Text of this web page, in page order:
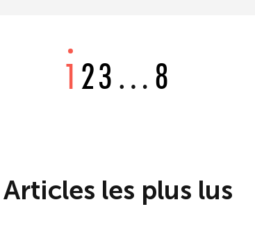
1 23 … 8
Articles les plus lus